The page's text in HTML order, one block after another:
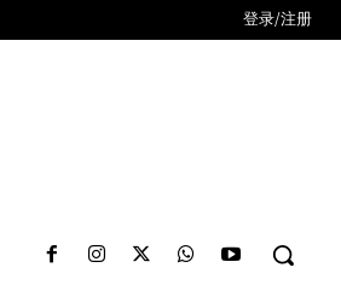
登录/注册